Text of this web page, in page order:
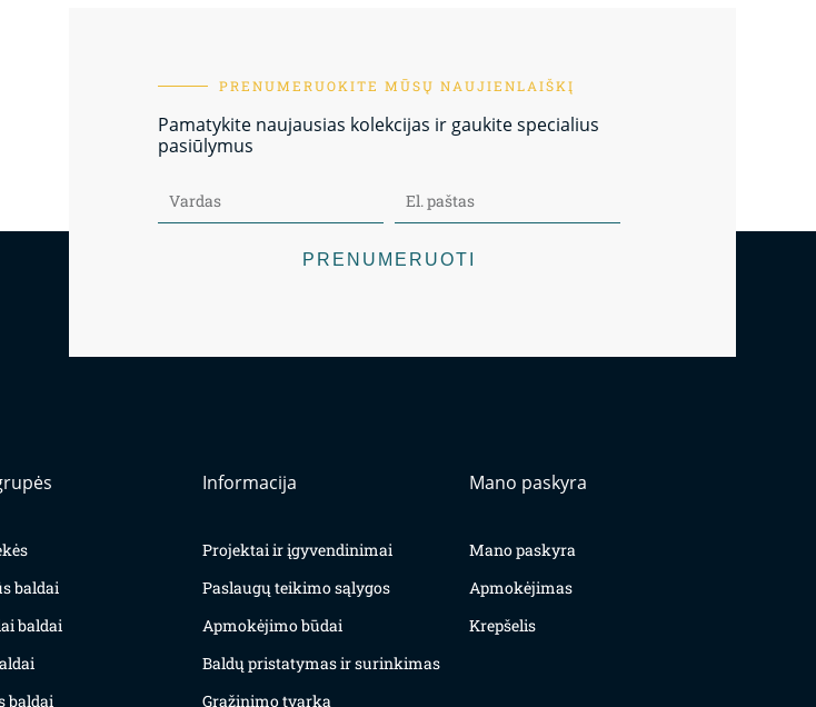
PRENUMERUOKITE MŪSŲ NAUJIENLAIŠKĮ
Pamatykite naujausias kolekcijas ir gaukite specialius
pasiūlymus
PRENUMERUOTI
baldai
baldai
baldai
Informacija
Projektai ir įgyvendinimai
Paslaugų teikimo sąlygos
Apmokėjimo būdai
Baldų pristatymas ir surinkimas
Grąžinimo tvarka
Mano paskyra
Mano paskyra
Apmokėjimas
Krepšelis